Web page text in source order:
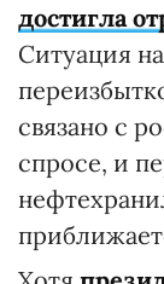
достигла
Ситуация
связано с
спросе, и